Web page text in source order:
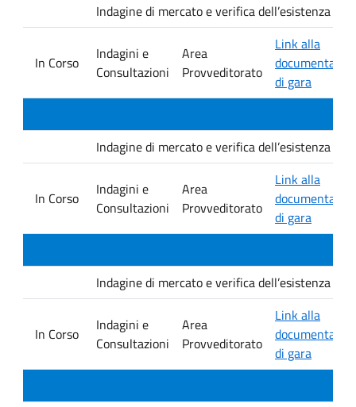
Indagine di mercato e verifica dell’esistenza
In Corso
Indagini e
Consultazioni
Area
Provveditorato
Link alla
di gara
Indagine di mercato e verifica dell’esistenza
In Corso
Indagini e
Consultazioni
Area
Provveditorato
Link alla
di gara
Indagine di mercato e verifica dell’esistenza
In Corso
Indagini e
Consultazioni
Area
Provveditorato
Link alla
di gara